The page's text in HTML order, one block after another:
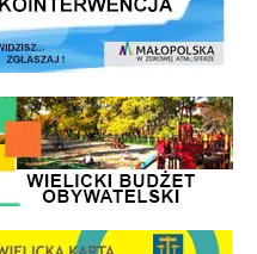
do strony - Wielicki Budżet Obywatelski
do strony Wielicka Karta Aktywnego Seniora